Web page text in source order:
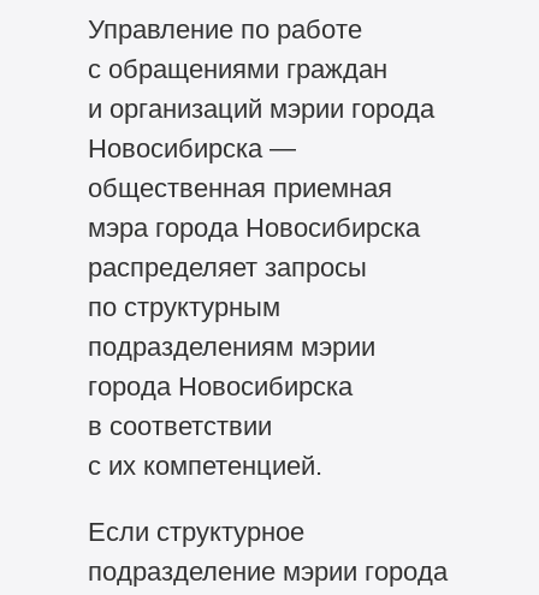
Управление по работе
с обращениями граждан
и организаций мэрии города
Новосибирска —
общественная приемная
мэра города Новосибирска
распределяет запросы
по структурным
подразделениям мэрии
города Новосибирска
в соответствии
с их компетенцией.
Если структурное
подразделение мэрии города